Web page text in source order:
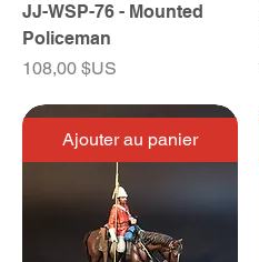
JJ-WSP-76 - Mounted
Policeman
Prix
108,00 $US
Ajouter au panier